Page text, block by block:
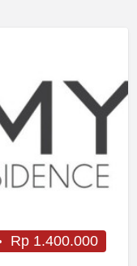
Rp 1.400.000